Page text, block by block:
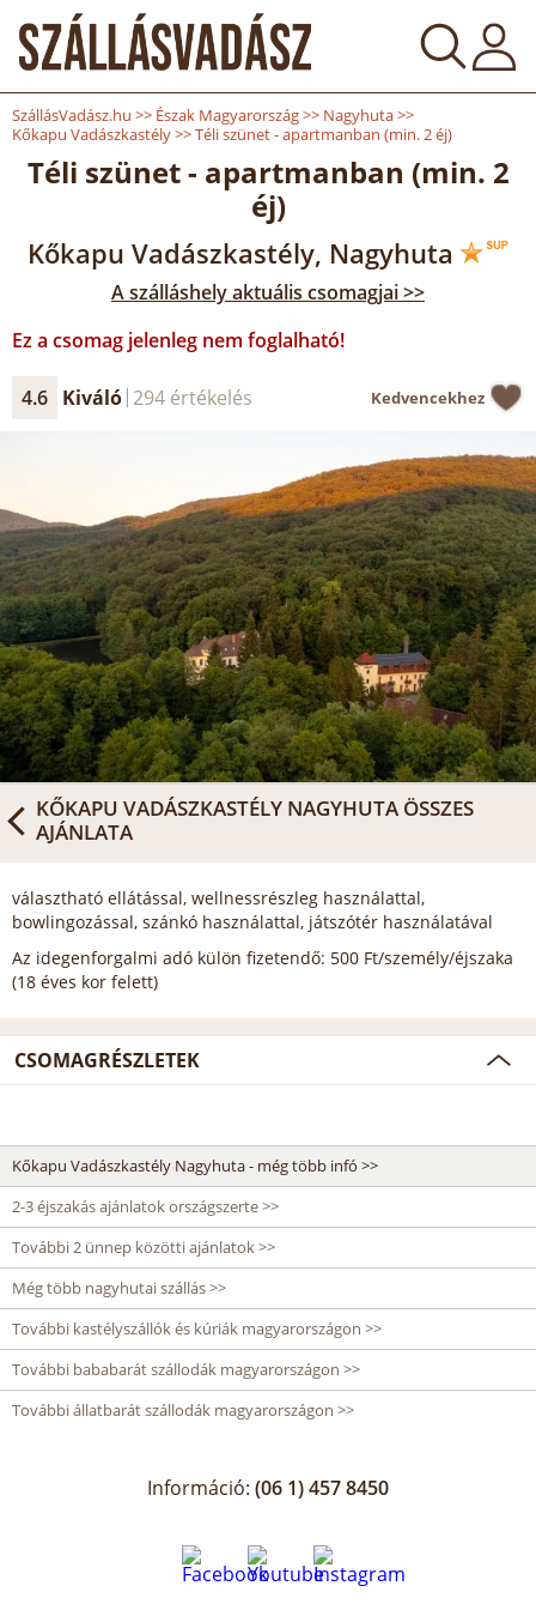
SzállásVadász.hu >> Észak Magyarország>> Nagyhuta>>
Kőkapu Vadászkastély>>Téli szünet - apartmanban (min. 2 éj)
Téli szünet - apartmanban (min. 2
éj)
Kőkapu Vadászkastély, Nagyhuta
A szálláshely aktuális csomagjai >>
Ez a csomag jelenleg nem foglalható!
4.6 Kiváló 294 értékelés Kedvencekhez
KŐKAPU VADÁSZKASTÉLY NAGYHUTA ÖSSZES
AJÁNLATA
választható ellátással, wellnessrészleg használattal,
bowlingozással, szánkó használattal, játszótér használatával
Az idegenforgalmi adó külön fizetendő: 500 Ft/személy/éjszaka
(18 éves kor felett)
CSOMAGRÉSZLETEK
Kőkapu Vadászkastély Nagyhuta - még több infó >>
2-3 éjszakás ajánlatok országszerte >>
További 2 ünnep közötti ajánlatok >>
Még több nagyhutai szállás >>
További kastélyszállók és kúriák magyarországon >>
További bababarát szállodák magyarországon >>
További állatbarát szállodák magyarországon >>
Információ: (06 1) 457 8450